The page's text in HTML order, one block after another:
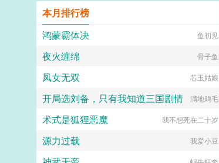
高冷美强囚凤帝王受食用注意■时代
架春秋平行时期，称呼及势力地图有
私设。双方无任何亲缘关系，质子到
他国后，称国君为父王。■端水互宠
相爱相杀年龄差7岁年下强强身心
（作者广告位3啵啵）■古耽戎马踏
受权臣技能之伺候娇生惯养的公子哥
儿。■古耽照我满怀冰雪忠犬糙汉暗
卫攻x狠戾变态王爷受被王爷一个巴
掌扇爽了。■古耽误我秦楼约高冷闷
骚大将军x骄扬富贵小少爷被老婆倒
东幻众神审判日疯批大佬x高冷之花
声了！！第二本读者B狗塑适可而
止，就算你重复强调五百次他是可爱
狗狗，但我只看到了一只舔狗，还是
不会汪汪叫的那种。还是读者B起猛
了，看到无敌阳光开朗大狗狗了，哪
里能领养，阿祖！我也要养阿祖！！
第三本读者C作者生活这么不如意，
一定要搞这么五毒俱全的角色？写不
出来东西找个班上吧。还是读者
CMD，祖神，我可真该死啊！第四
本第五本第六本楚祖怎么样，虽然演
的一般，但我改得还行吧？系统你知
道什么叫边缘角色吗？人气大爆角色
算什么边缘角色啊！！！TIPS12100
存稿箱吐章节，偶尔抽空改错字2警
清白白的好汉一条，前程光明，未来
无限。但既然他这么记恨N多年后。
龙傲天男主我知道是我配不上你，但
我在你身边鞍前马后了五百年，饭给
抢，你特么能不能看我一眼？...
本月排行榜
鸿蒙霸体决
鱼初见
夜火缠绵 骨子鱼
凤女无双 芯玉姑娘
开局选刘备，只有我知道三国剧情 满地鸡毛
术式是狐狸恶魔 我不想死在二十岁
源力过载 我爱小豆